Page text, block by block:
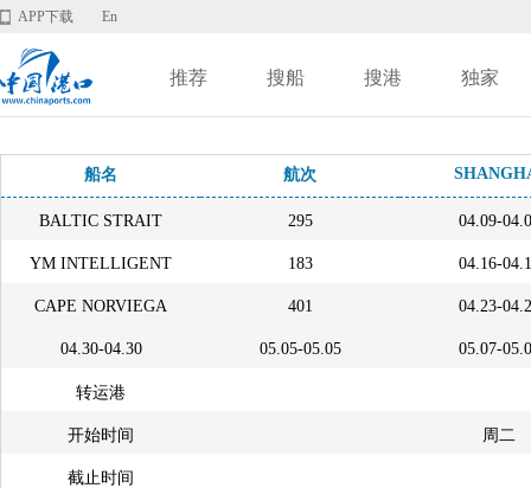
APP下载 En
推荐 搜船 搜港 独家
船名 航次
BALTIC STRAIT 295 04.09-
YM INTELLIGENT 183 04.16-
CAPE NORVIEGA 401 04.23-
04.30-04.30 05.05-05.05 05.07-
转运港
开始时间 周二
截止时间